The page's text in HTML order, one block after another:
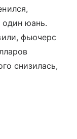
один юань.
фьючерс
снизилась,